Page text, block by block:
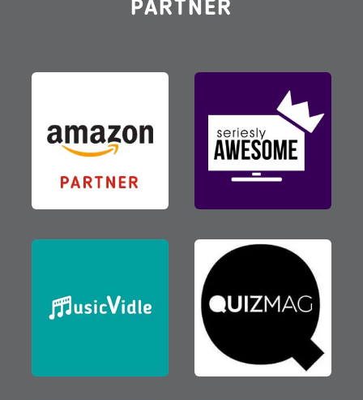
PARTNER